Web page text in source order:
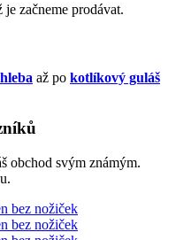
začneme prodávat.
až po kotlíkový guláš
obchod svým známým.